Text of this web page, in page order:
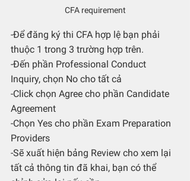
CFA requirement
-Để đăng ký thi CFA hợp lệ bạn phải
thuộc 1 trong 3 trường hợp trên.
-Đến phần Professional Conduct
Inquiry, chọn No cho tất cả
-Click chọn Agree cho phần Candidate
Agreement
-Chọn Yes cho phần Exam Preparation
Providers
-Sẽ xuất hiện bảng Review cho xem lại
tất cả thông tin đã khai, bạn có thể